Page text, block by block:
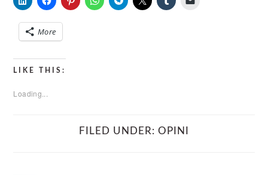
More
LIKE THIS:
Loading...
FILED UNDER: OPINI